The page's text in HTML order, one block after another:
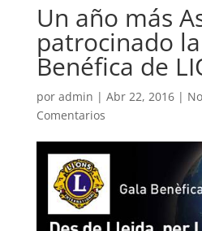
Un año más
patrocinado
Benéfica de
por admin | Abr 22, 2016|
Comentarios